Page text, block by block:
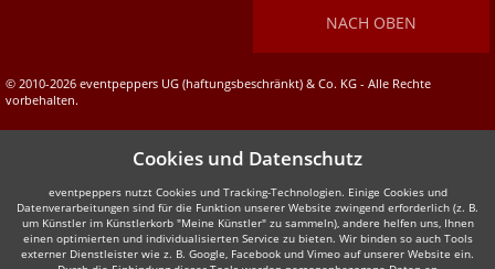
NACH OBEN
© 2010-2026 eventpeppers UG (haftungsbeschränkt) & Co. KG - Alle Rechte
vorbehalten.
Cookies und Datenschutz
eventpeppers nutzt Cookies und Tracking-Technologien. Einige Cookies und
Datenverarbeitungen sind für die Funktion unserer Website zwingend erforderlich (z. B.
um Künstler im Künstlerkorb "Meine Künstler" zu sammeln), andere helfen uns, Ihnen
einen optimierten und individualisierten Service zu bieten. Wir binden so auch Tools
externer Dienstleister wie z. B. Google, Facebook und Vimeo auf unserer Website ein.